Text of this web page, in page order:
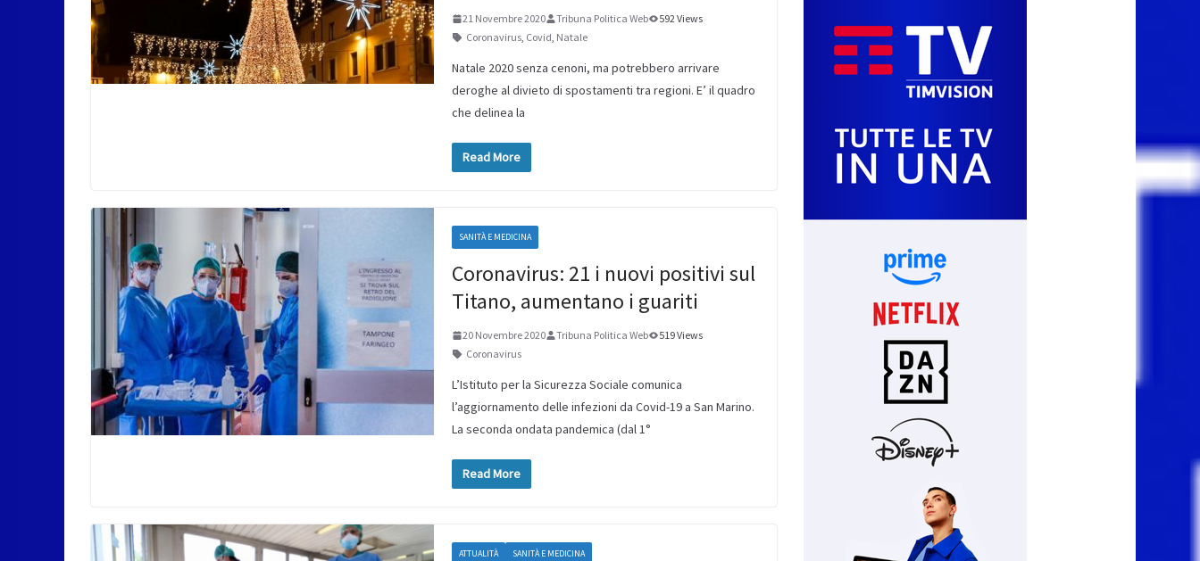
21 Novembre 2020 Tribuna Politica Web
592 Views
Coronavirus, Covid, Natale
Natale 2020 senza cenoni, ma potrebbero arrivare
deroghe al divieto di spostamenti tra regioni. E’ il quadro
che delinea la
Read More
SANITÀ E MEDICINA
Coronavirus: 21 i nuovi positivi sul
Titano, aumentano i guariti
20 Novembre 2020 Tribuna Politica Web
519 Views
Coronavirus
L’Istituto per la Sicurezza Sociale comunica
l’aggiornamento delle infezioni da Covid-19 a San Marino.
La seconda ondata pandemica (dal 1°
Read More
ATTUALITÀ SANITÀ E MEDICINA